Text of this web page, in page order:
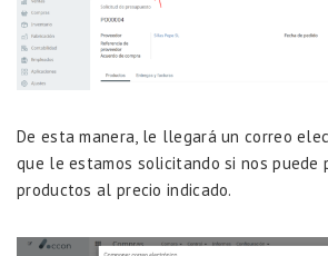
De esta manera, le llegará un correo
que le estamos solicitando si nos puede
productos al precio indicado.